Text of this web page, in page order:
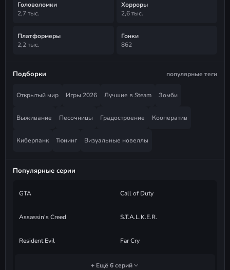
Головоломки
2,7 тыс.
Хорроры
2,6 тыс.
Платформеры
2,2 тыс.
Гонки
862
Подборки популярные теги
Открытый мир Игры 2026 Лучшие в Steam Зомби
Выживание Песочницы Градостроение Кооператив
Киберпанк Тюнинг Визуальные новеллы
Популярные серии
GTA Call of Duty
Assassin's Creed S.T.A.L.K.E.R.
Resident Evil Far Cry
+ Ещё 6 серий